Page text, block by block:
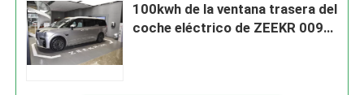
100kwh de la ventana trasera del
coche eléctrico de ZEEKR 009